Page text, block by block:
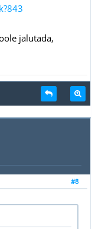
jalutada,
#8